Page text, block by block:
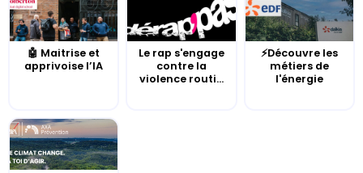
🤖 Maitrise et
apprivoise l’IA
Le rap s'engage
contre la
violence routi...
⚡Découvre les
métiers de
l'énergie